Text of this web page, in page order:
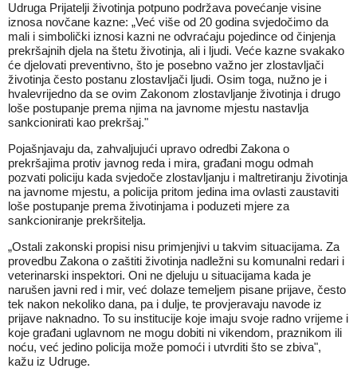
Udruga Prijatelji životinja potpuno podržava povećanje visine
iznosa novčane kazne: „Već više od 20 godina svjedočimo da
mali i simbolički iznosi kazni ne odvraćaju pojedince od činjenja
prekršajnih djela na štetu životinja, ali i ljudi. Veće kazne svakako
će djelovati preventivno, što je posebno važno jer zlostavljači
životinja često postanu zlostavljači ljudi. Osim toga, nužno je i
hvalevrijedno da se ovim Zakonom zlostavljanje životinja i drugo
loše postupanje prema njima na javnome mjestu nastavlja
sankcionirati kao prekršaj."
Pojašnjavaju da, zahvaljujući upravo odredbi Zakona o
prekršajima protiv javnog reda i mira, građani mogu odmah
pozvati policiju kada svjedoče zlostavljanju i maltretiranju životinja
na javnome mjestu, a policija pritom jedina ima ovlasti zaustaviti
loše postupanje prema životinjama i poduzeti mjere za
sankcioniranje prekršitelja.
„Ostali zakonski propisi nisu primjenjivi u takvim situacijama. Za
provedbu Zakona o zaštiti životinja nadležni su komunalni redari i
veterinarski inspektori. Oni ne djeluju u situacijama kada je
narušen javni red i mir, već dolaze temeljem pisane prijave, često
tek nakon nekoliko dana, pa i dulje, te provjeravaju navode iz
prijave naknadno. To su institucije koje imaju svoje radno vrijeme i
koje građani uglavnom ne mogu dobiti ni vikendom, praznikom ili
noću, već jedino policija može pomoći i utvrditi što se zbiva",
kažu iz Udruge.